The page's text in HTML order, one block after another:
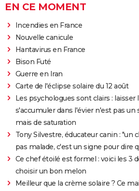
EN CE MOMENT
Incendies en France
Nouvelle canicule
Hantavirus en France
Bison Futé
Guerre en Iran
Carte de l'éclipse solaire du 12 août
Les psychologues sont clairs : laisser
s'accumuler dans l'évier n'est pas un
mais de saturation
Tony Silvestre, éducateur canin : "un
pas malade, c'est un signe pour dire
Ce chef étoilé est formel : voici les 3
choisir un bon melon
Meilleur que la crème solaire ? Ce